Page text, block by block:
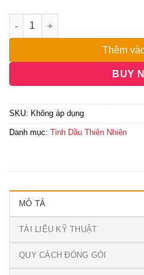
Thêm
BUY
SKU: Không áp dụng
Danh mục: Tinh Dầu Thiên Nhiên
MÔ TẢ
TÀI LIỆU KỸ THUẬT
QUY CÁCH ĐÓNG GÓI